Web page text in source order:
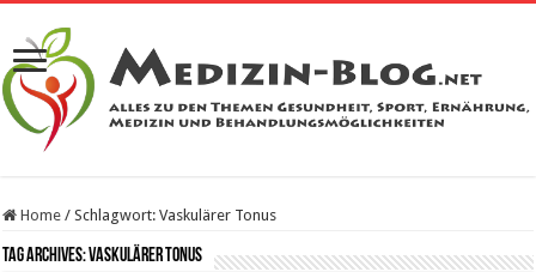
Home / Schlagwort:Vaskulärer Tonus
Tag Archives:Vaskulärer Tonus